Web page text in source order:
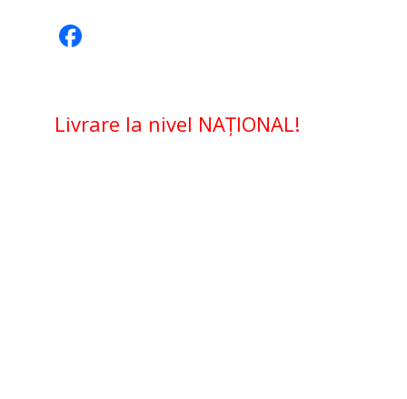
Livrare la nivel NAŢIONAL!